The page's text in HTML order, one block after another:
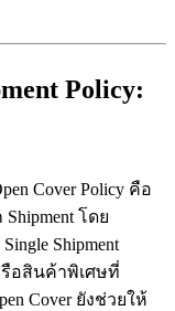
Policy:
Cover Policy คือ
โดย
Shipment
อสินค้าพิเศษที่
Cover ยังช่วยให้